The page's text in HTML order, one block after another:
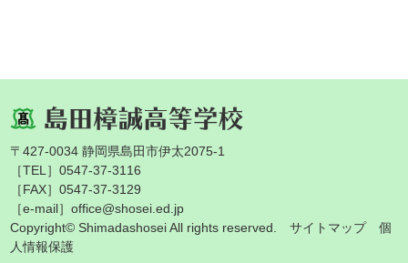
〒427-0034 静岡県島田市伊太2075-1
［TEL］0547-37-3116
［FAX］0547-37-3129
［e-mail］office@shosei.ed.jp
Copyright© Shimadashosei All rights reserved.サイトマップ
個
人情報保護